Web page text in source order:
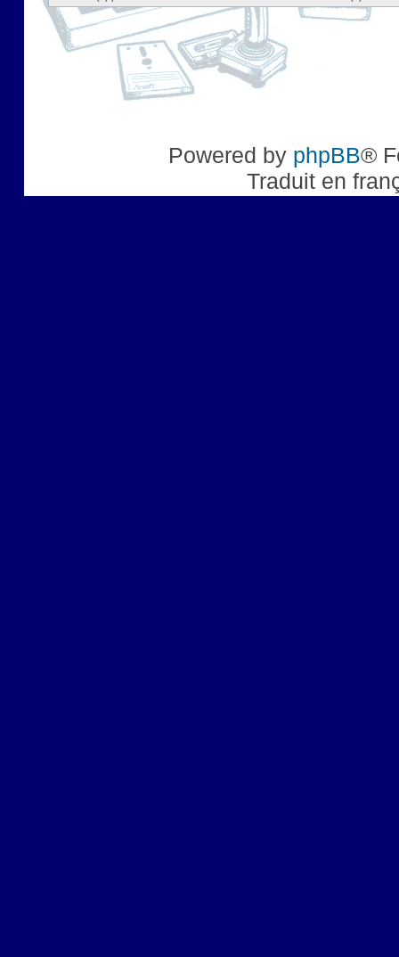
Powered by phpBB®
Traduit en